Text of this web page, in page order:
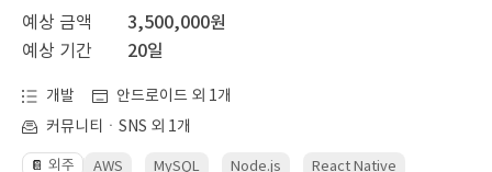
예상 금액
3,500,000원
예상 기간
20일
개발
안드로이드 외 1개
커뮤니티ㆍSNS 외 1개
📔 외주 AWS MySQL Node.js React Native